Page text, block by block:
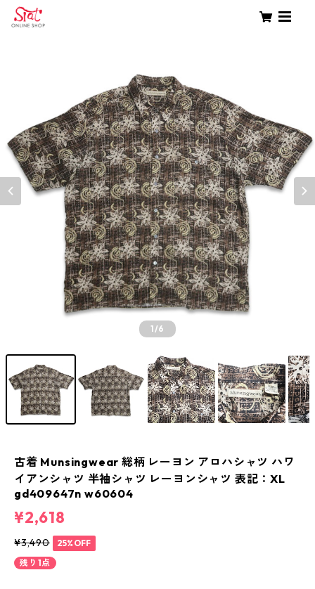
1/6
古着 Munsingwear 総柄 レーヨン アロハシャツ ハワ
イアンシャツ 半袖シャツ レーヨンシャツ 表記：XL
gd409647n w60604
¥2,618
¥3,490
25%OFF
残り1点